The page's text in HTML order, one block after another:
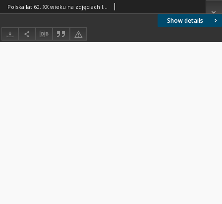
Show details
Polska lat 60. XX wieku na zdjęciach lotniczych. Plakat 3